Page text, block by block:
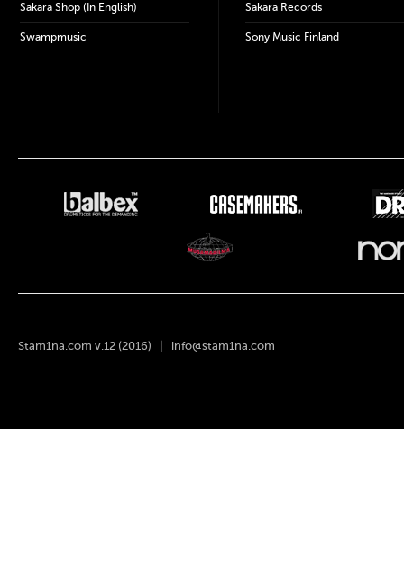
Sakara Shop (In English)
Swampmusic
Sakara Records
Sony Music Finland
Stam1na.com v.12 (2016) | info@stam1na.com